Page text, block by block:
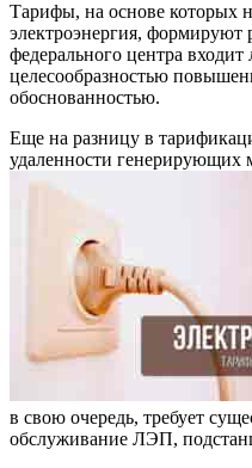
Тарифы, на основе которых
электроэнергия, формируют
федерального центра
целесообразностью
обоснованностью.
Еще на разницу в
удаленности
в свою очередь, требует
обслуживание ЛЭП,